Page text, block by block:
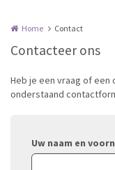
Home Contact
Contacteer ons
Heb je een vraag of een
onderstaand
Uw naam en